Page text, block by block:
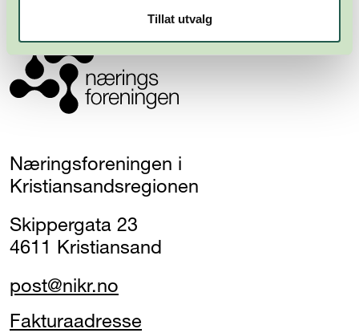
Tillat utvalg
Næringsforeningen i
Kristiansandsregionen
Skippergata 23
4611 Kristiansand
post@nikr.no
Fakturaadresse